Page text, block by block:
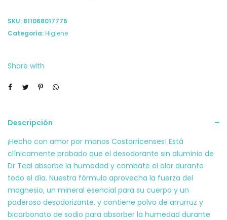
Dr
Eucalipto
SKU: 811068017776
Categoría:Higiene
Share with
Descripción
¡Hecho con amor por manos Costarricenses! Está
clínicamente probado que el desodorante sin aluminio de
Dr Teal absorbe la humedad y combate el olor durante
todo el día. Nuestra fórmula aprovecha la fuerza del
magnesio, un mineral esencial para su cuerpo y un
poderoso desodorizante, y contiene polvo de arrurruz y
bicarbonato de sodio para absorber la humedad durante